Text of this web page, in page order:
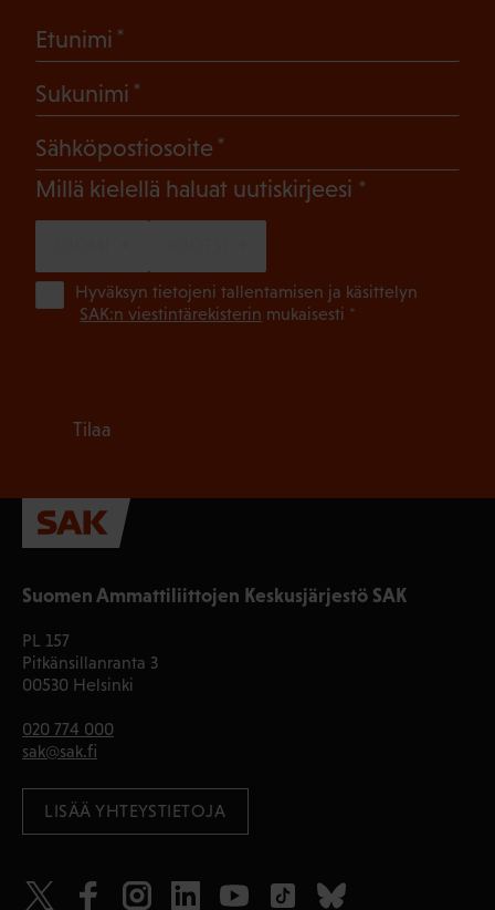
Suomen Ammattiliittojen Keskusjärjestö SAK
PL 157
Pitkänsillanranta 3
00530 Helsinki
020 774 000
sak@sak.fi
LISÄÄ YHTEYSTIETOJA
Etunimi
Sukunimi
Sähköpostiosoite
Millä kielellä haluat uutiskirjeesi (Pakollinen)
Hyväksyn tietojeni tallentamisen ja käsittelyn
SAK:n viestintärekisterin mukaisesti *
Tilaa